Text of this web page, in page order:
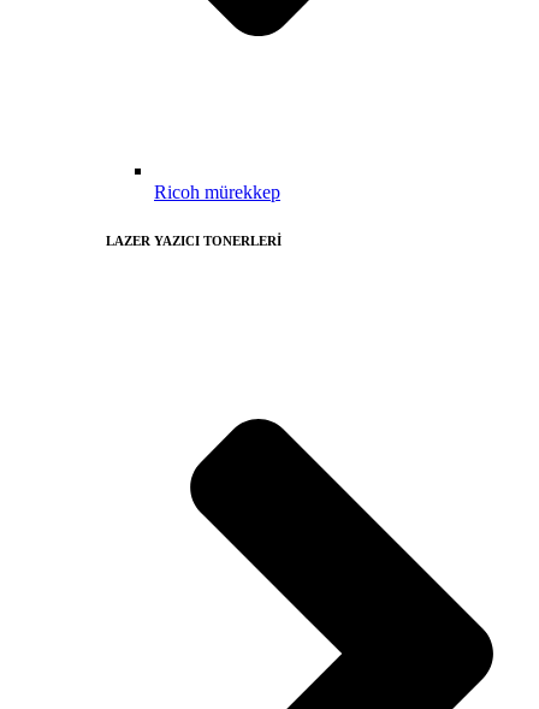
Ricoh mürekkep
LAZER YAZICI TONERLERİ